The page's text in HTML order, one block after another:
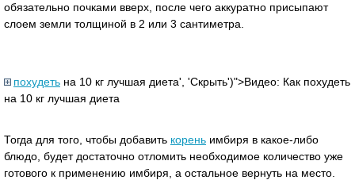
обязательно почками вверх, после чего аккуратно присыпают
слоем земли толщиной в 2 или 3 сантиметра.
похудеть на 10 кг лучшая диета', 'Скрыть')">Видео: Как похудеть
на 10 кг лучшая диета
Тогда для того, чтобы добавить корень имбиря в какое-либо
блюдо, будет достаточно отломить необходимое количество уже
готового к применению имбиря, а остальное вернуть на место.